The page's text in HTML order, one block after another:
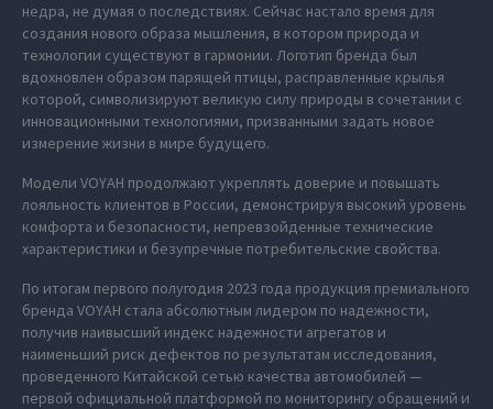
недра, не думая о последствиях. Сейчас настало время для
создания нового образа мышления, в котором природа и
технологии существуют в гармонии. Логотип бренда был
вдохновлен образом парящей птицы, расправленные крылья
которой, символизируют великую силу природы в сочетании с
инновационными технологиями, призванными задать новое
измерение жизни в мире будущего.
Модели VOYAH продолжают укреплять доверие и повышать
лояльность клиентов в России, демонстрируя высокий уровень
комфорта и безопасности, непревзойденные технические
характеристики и безупречные потребительские свойства.
По итогам первого полугодия 2023 года продукция премиального
бренда VOYAH стала абсолютным лидером по надежности,
получив наивысший индекс надежности агрегатов и
наименьший риск дефектов по результатам исследования,
проведенного Китайской сетью качества автомобилей —
первой официальной платформой по мониторингу обращений и